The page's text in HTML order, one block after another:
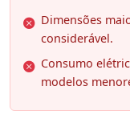
Dimensões
considerável.
Consumo
modelos